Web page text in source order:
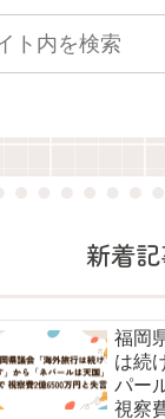
新着
福岡
は続
パー
視察